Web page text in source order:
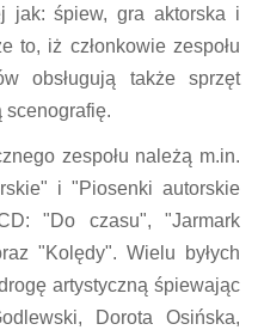
jak: śpiew, gra aktorska i
to, iż członkowie zespołu
obsługują także sprzęt
scenografię.
zespołu należą m.in.
i "Piosenki autorskie
"Do czasu", "Jarmark
"Kolędy". Wielu byłych
artystyczną śpiewając
Dorota Osińska,